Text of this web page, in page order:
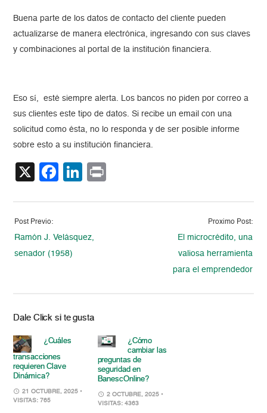
Buena parte de los datos de contacto del cliente pueden
actualizarse de manera electrónica, ingresando con sus claves
y combinaciones al portal de la institución financiera.
Eso sí, esté siempre alerta. Los bancos no piden por correo a
sus clientes este tipo de datos. Si recibe un email con una
solicitud como ésta, no lo responda y de ser posible informe
sobre esto a su institución financiera.
X Facebook
LinkedIn
Post Previo:
Ramón J. Velásquez,
senador (1958)
Proximo Post:
El microcrédito, una
valiosa herramienta
para el emprendedor
Dale Click si te gusta
¿Cuáles
transacciones
requieren Clave
Dinámica?
21 OCTUBRE, 2025 •
VISITAS: 765
¿Cómo
cambiar las
preguntas de
seguridad en
BanescOnline?
2 OCTUBRE, 2025 •
VISITAS: 4363